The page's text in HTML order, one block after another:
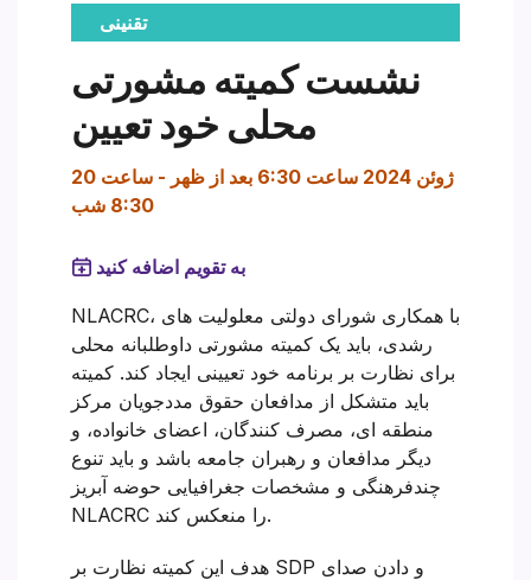
تقنینی
نشست کمیته مشورتی
محلی خود تعیین
20 ژوئن 2024 ساعت 6:30 بعد از ظهر - ساعت
8:30 شب
به تقویم اضافه کنید
NLACRC، با همکاری شورای دولتی معلولیت های
رشدی، باید یک کمیته مشورتی داوطلبانه محلی
برای نظارت بر برنامه خود تعیینی ایجاد کند. کمیته
باید متشکل از مدافعان حقوق مددجویان مرکز
منطقه ای، مصرف کنندگان، اعضای خانواده، و
دیگر مدافعان و رهبران جامعه باشد و باید تنوع
چندفرهنگی و مشخصات جغرافیایی حوضه آبریز
NLACRC را منعکس کند.
هدف این کمیته نظارت بر SDP و دادن صدای